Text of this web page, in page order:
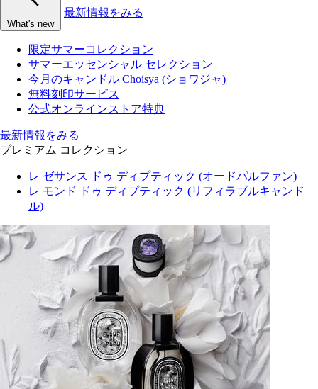
What's new
最新情報をみる
限定サマーコレクション
サマーエッセンシャル セレクション
今月のキャンドル Choisya (ショワジャ)
無料刻印サービス
公式オンラインストア特典
最新情報をみる
プレミアム コレクション
レ ゼサンス ドゥ ディプティック (オードパルファン)
レ モンド ドゥ ディプティック (リフィラブルキャンド
ル)